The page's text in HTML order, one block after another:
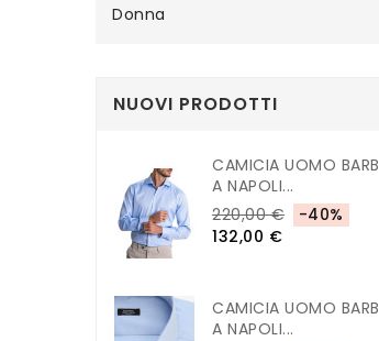
Donna
NUOVI PRODOTTI
CAMICIA UOMO BARB
A NAPOLI...
220,00 €
-40%
132,00 €
CAMICIA UOMO BARB
A NAPOLI...